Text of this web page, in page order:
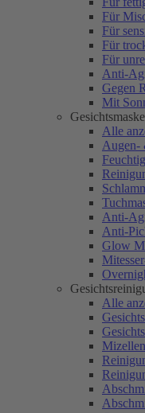
Für
Für
Für
Für
Anti-
Gegen
Mit
Alle
Augen-
Anti-
Anti-
Glow
Alle